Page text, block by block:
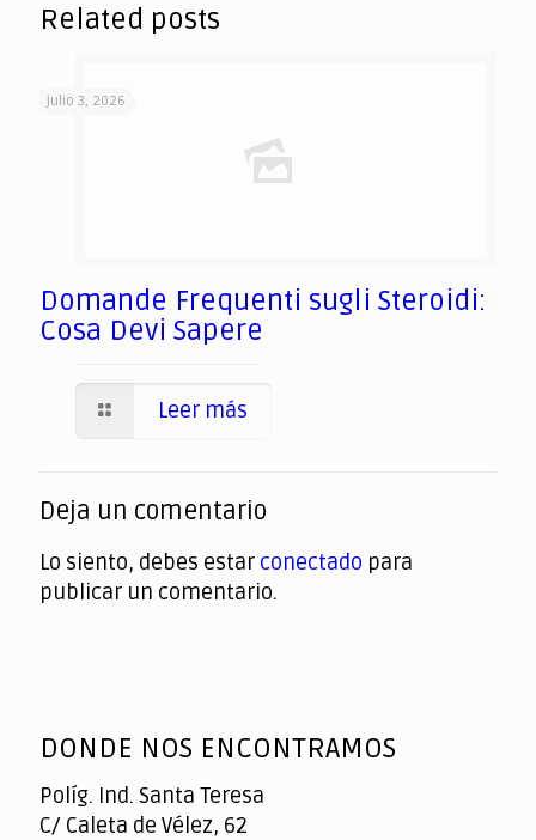
Related posts
julio 3, 2026
Domande Frequenti sugli Steroidi:
Cosa Devi Sapere
Leer más
Deja un comentario
Lo siento, debes estar conectado para
publicar un comentario.
DONDE NOS ENCONTRAMOS
Políg. Ind. Santa Teresa
C/ Caleta de Vélez, 62